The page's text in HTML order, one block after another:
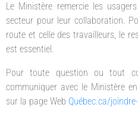
Le Ministère remercie les
secteur pour leur collaboration.
route et celle des travailleurs, le
est essentiel.
Pour toute question ou tout
communiquer avec le Ministère
sur la page Web Québec.ca/